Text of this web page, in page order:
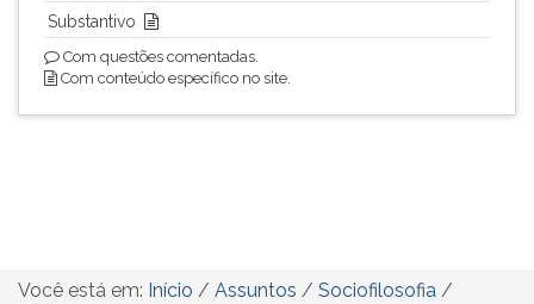
Substantivo
Com questões comentadas.
Com conteúdo específico no site.
Você está em: Início / Assuntos / Sociofilosofia /